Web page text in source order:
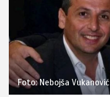
Foto: Nebojša Vukanović